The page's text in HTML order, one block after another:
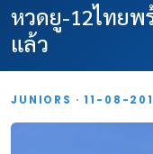
หวดยู-12ไทยพ
แล้ว
JUNIORS · 11-08-